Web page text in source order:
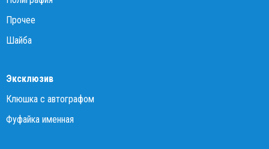
Прочее
Шайба
Эксклюзив
Клюшка с автографом
Фуфайка именная